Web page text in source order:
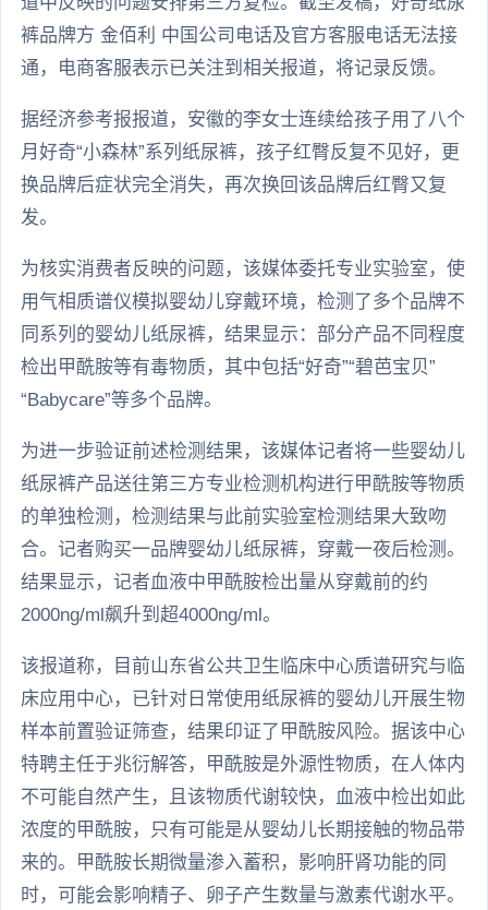
裤品牌方 金佰利 中国公司电话及官方客服电话无法接
通，电商客服表示已关注到相关报道，将记录反馈。
据经济参考报报道，安徽的李女士连续给孩子用了八个
月好奇“小森林”系列纸尿裤，孩子红臀反复不见好，更
换品牌后症状完全消失，再次换回该品牌后红臀又复
发。
为核实消费者反映的问题，该媒体委托专业实验室，使
用气相质谱仪模拟婴幼儿穿戴环境，检测了多个品牌不
同系列的婴幼儿纸尿裤，结果显示：部分产品不同程度
检出甲酰胺等有毒物质，其中包括“好奇”“碧芭宝贝”
“Babycare”等多个品牌。
为进一步验证前述检测结果，该媒体记者将一些婴幼儿
纸尿裤产品送往第三方专业检测机构进行甲酰胺等物质
的单独检测，检测结果与此前实验室检测结果大致吻
合。记者购买一品牌婴幼儿纸尿裤，穿戴一夜后检测。
结果显示，记者血液中甲酰胺检出量从穿戴前的约
2000ng/ml飙升到超4000ng/ml。
该报道称，目前山东省公共卫生临床中心质谱研究与临
床应用中心，已针对日常使用纸尿裤的婴幼儿开展生物
样本前置验证筛查，结果印证了甲酰胺风险。据该中心
特聘主任于兆衍解答，甲酰胺是外源性物质，在人体内
不可能自然产生，且该物质代谢较快，血液中检出如此
浓度的甲酰胺，只有可能是从婴幼儿长期接触的物品带
来的。甲酰胺长期微量渗入蓄积，影响肝肾功能的同
时，可能会影响精子、卵子产生数量与激素代谢水平。